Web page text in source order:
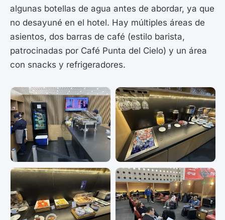
algunas botellas de agua antes de abordar, ya que
no desayuné en el hotel. Hay múltiples áreas de
asientos, dos barras de café (estilo barista,
patrocinadas por Café Punta del Cielo) y un área
con snacks y refrigeradores.